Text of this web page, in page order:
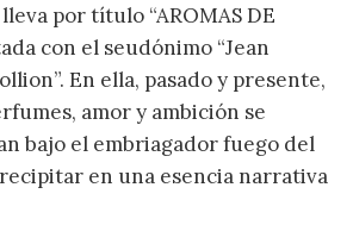
por título “AROMAS DE
con el seudónimo “Jean
En ella, pasado y presente,
amor y ambición se
bajo el embriagador fuego del
en una esencia narrativa